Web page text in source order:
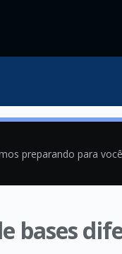
preparando para
bases